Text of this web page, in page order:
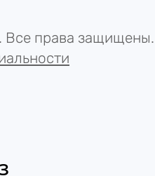
Все права защищены.